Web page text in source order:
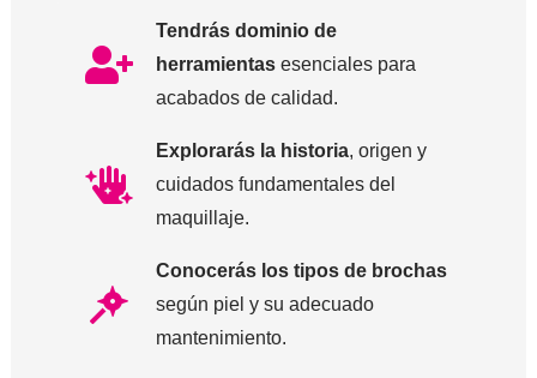
Tendrás dominio de
herramientasesenciales para
acabados de calidad.
Explorarás la historia, origen y
cuidados fundamentales del
maquillaje.
Conocerás los tipos de brochas
según piel y su adecuado
mantenimiento.